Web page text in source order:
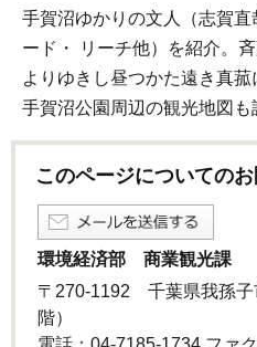
手賀沼ゆかりの文人（志賀
ード・ リーチ他）を紹介。
よりゆきし昼つかた遠き真菰
手賀沼公園周辺の観光地図も
このページについての
環境経済部 商業観光課
〒270-1192 千葉県我孫子
階）